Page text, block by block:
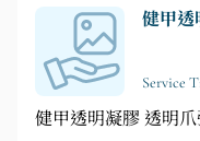
健甲透
Service
健甲透明凝膠 透明